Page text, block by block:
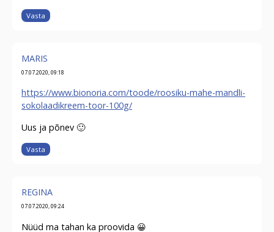
Vasta
MARIS
07.07.2020, 09:18
https://www.bionoria.com/toode/roosiku-mahe-mandli-
sokolaadikreem-toor-100g/
Uus ja põnev 🙂
Vasta
REGINA
07.07.2020, 09:24
Nüüd ma tahan ka proovida 😀